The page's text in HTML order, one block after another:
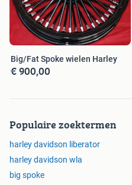
Big/Fat Spoke wielen Harley
€ 900,00
Populaire zoektermen
harley davidson liberator
harley davidson wla
big spoke